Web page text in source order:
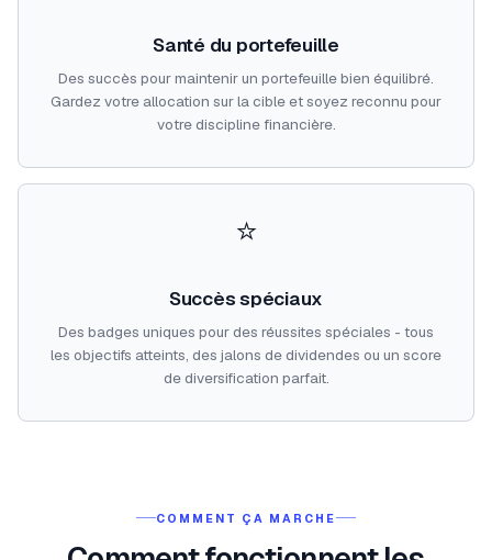
Santé du portefeuille
Des succès pour maintenir un portefeuille bien équilibré.
Gardez votre allocation sur la cible et soyez reconnu pour
votre discipline financière.
⭐
Succès spéciaux
Des badges uniques pour des réussites spéciales - tous
les objectifs atteints, des jalons de dividendes ou un score
de diversification parfait.
COMMENT ÇA MARCHE